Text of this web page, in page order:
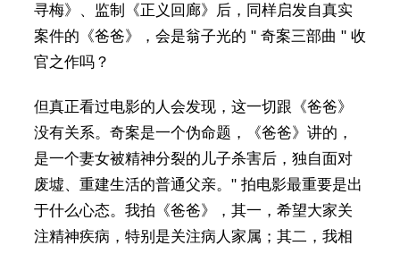
寻梅》、监制《正义回廊》后，同样启发自真实
案件的《爸爸》，会是翁子光的 " 奇案三部曲 " 收
官之作吗？
但真正看过电影的人会发现，这一切跟《爸爸》
没有关系。奇案是一个伪命题，《爸爸》讲的，
是一个妻女被精神分裂的儿子杀害后，独自面对
废墟、重建生活的普通父亲。" 拍电影最重要是出
于什么心态。我拍《爸爸》，其一，希望大家关
注精神疾病，特别是关注病人家属；其二，我相